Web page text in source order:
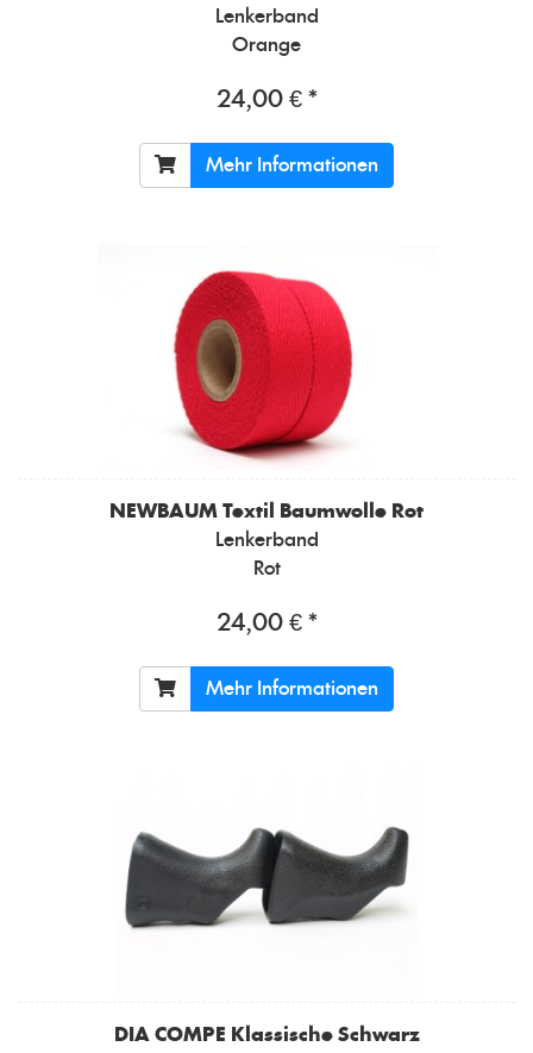
Lenkerband
Orange
24,00 € *
Mehr Informationen
NEWBAUM Textil Baumwolle Rot
Lenkerband
Rot
24,00 € *
Mehr Informationen
DIA COMPE Klassische Schwarz